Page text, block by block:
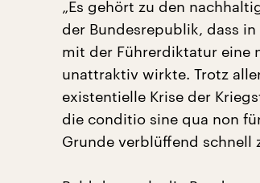
„Es gehört zu den
der Bundesrepublik, dass
mit der Führerdiktatur eine
unattraktiv wirkte. Trotz
existentielle Krise der
die conditio sine qua non
Grunde verblüffend schnell